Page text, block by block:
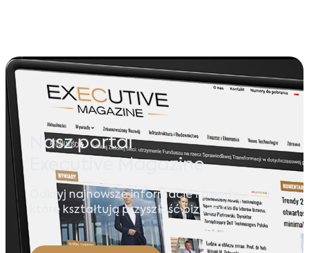
Nasz portal
Executive Magazine
Odkryj najnowsze informacje i trendy,
które kształtują przyszłość biznesu!